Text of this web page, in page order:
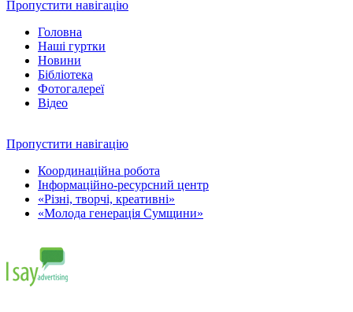
Пропустити навігацію
Головна
Наші гуртки
Новини
Бібліотека
Фотогалереї
Відео
Пропустити навігацію
Координаційна робота
Інформаційно-ресурсний центр
«Різні, творчі, креативні»
«Молода генерація Сумщини»